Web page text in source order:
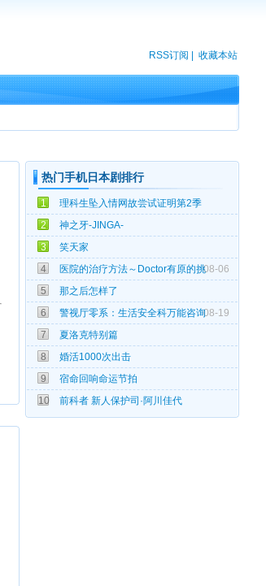
RSS订阅 收藏本站
热门手机日本剧排行
1 理科生坠入情网故尝试证明第2季
2 神之牙-JINGA-
3 笑天家
4 医院的治疗方法～Doctor有原的挑08-06
5
那之后怎样了
06-30
6 警视厅零系：生活安全科万能咨询08-19
7
夏洛克特别篇
12-25
8 婚活1000次出击
9 宿命回响命运节拍
10 前科者 新人保护司·阿川佳代